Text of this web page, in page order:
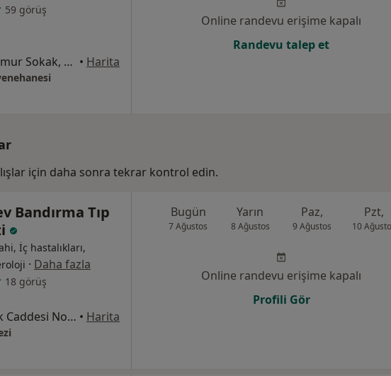
59 görüş
Cumhuriyet Mahallesi, Yağmur Sokak, Çamlık Sitesi, C Blok No:12 D:10 Kat:5, Bursa • Harita
Online randevu erişime kapalı
Randevu talep et
için daha sonra tekrar kontrol edin.
Bandırma Tıp
İç hastalıkları,
· Daha fazla
18 görüş
600 Evler Mahallesi Atatürk Caddesi No:8, Bandırma • Harita
Bugün
7 Ağustos
Yarın
8 Ağustos
Paz,
9 Ağustos
Pzt,
10
Online randevu erişime kapalı
Profili Gör